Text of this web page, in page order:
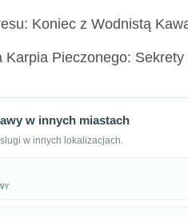
Koniec z Wodnistą
Karpia Pieczonego: Sekrety
w innych miastach
w innych lokalizacjach.